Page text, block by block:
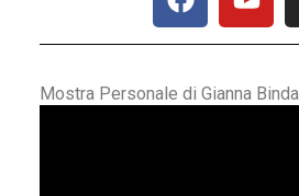
Mostra Personale di Gianna Binda